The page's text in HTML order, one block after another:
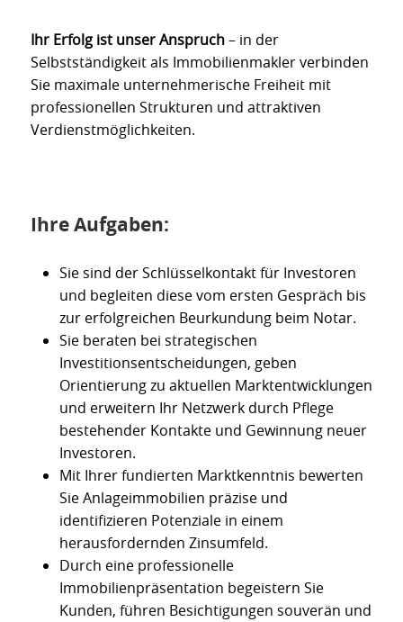
Ihr Erfolg ist unser Anspruch– in der
Selbstständigkeit als Immobilienmakler verbinden
Sie maximale unternehmerische Freiheit mit
professionellen Strukturen und attraktiven
Verdienstmöglichkeiten.
Ihre Aufgaben:
Sie sind der Schlüsselkontakt für Investoren
und begleiten diese vom ersten Gespräch bis
zur erfolgreichen Beurkundung beim Notar.
Sie beraten bei strategischen
Investitionsentscheidungen, geben
Orientierung zu aktuellen Marktentwicklungen
und erweitern Ihr Netzwerk durch Pflege
bestehender Kontakte und Gewinnung neuer
Investoren.
Mit Ihrer fundierten Marktkenntnis bewerten
Sie Anlageimmobilien präzise und
identifizieren Potenziale in einem
herausfordernden Zinsumfeld.
Durch eine professionelle
Immobilienpräsentation begeistern Sie
Kunden, führen Besichtigungen souverän und